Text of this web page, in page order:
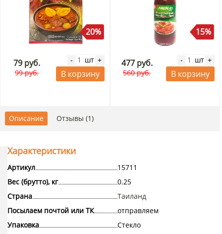
20%
79 руб.
99 руб.
- шт +
В корзину
15%
477 руб.
560 руб.
- шт +
В корзину
Описание Отзывы (1)
Характеристики
Артикул
15711
Вес (брутто), кг
0.25
Страна
Таиланд
Посылаем почтой или ТК
отправляем
Упаковка
Стекло